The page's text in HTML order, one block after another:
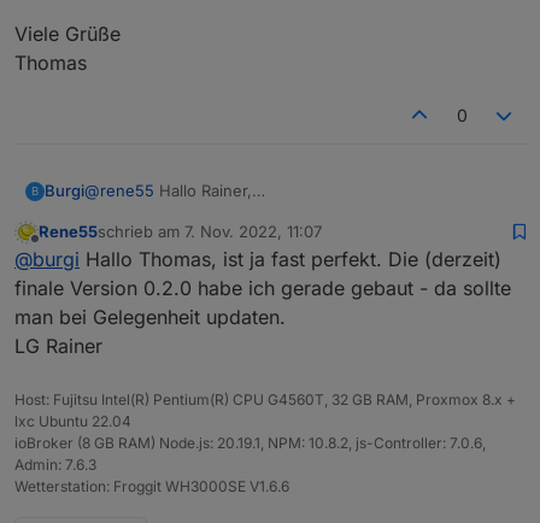
Viele Grüße
Thomas
0
B Burgi@rene55 Hallo Rainer,
Hat auch super funktioniert.
Er hat 2 Wechselrichter â 300W. Beide werden sauber
angezeigt und die Daten stimmen auch.
Die Zugangsdaten kannst du gerne noch behalten, sag
einfach Bescheid wenn alle Tests abgeschlossen sind.
Wenn du den Zugang für die Zukunft als Referenz
behalten möchtest, wäre das für mich auch OK.
Viele Grüße
Thomas
Offline
Rene55schrieb am 7. Nov. 2022, 11:07
zuletzt editiert von
@burgi Hallo Thomas, ist ja fast perfekt. Die (derzeit)
finale Version 0.2.0 habe ich gerade gebaut - da sollte
man bei Gelegenheit updaten.
LG Rainer
Host: Fujitsu Intel(R) Pentium(R) CPU G4560T, 32 GB RAM, Proxmox 8.x +
lxc Ubuntu 22.04
ioBroker (8 GB RAM) Node.js: 20.19.1, NPM: 10.8.2, js-Controller: 7.0.6,
Admin: 7.6.3
Wetterstation: Froggit WH3000SE V1.6.6